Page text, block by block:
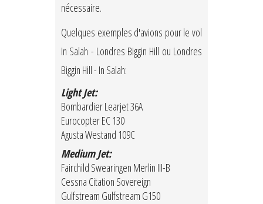
nécessaire.
Quelques exemples d'avions pour le vol
In Salah - Londres Biggin Hill ou Londres
Biggin Hill - In Salah:
Light Jet:
Bombardier Learjet 36A
Eurocopter EC 130
Agusta Westand 109C
Medium Jet:
Fairchild Swearingen Merlin III-B
Cessna Citation Sovereign
Gulfstream Gulfstream G150